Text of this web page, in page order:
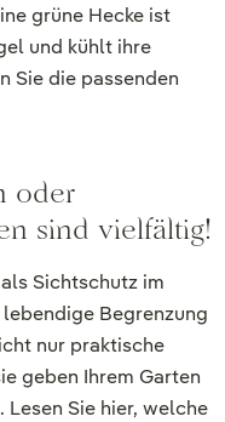
grüne Hecke ist
und kühlt ihre
Sie die passenden
oder
sind vielfältig!
Sichtschutz im
Begrenzung
nur praktische
geben Ihrem Garten
Sie hier, welche